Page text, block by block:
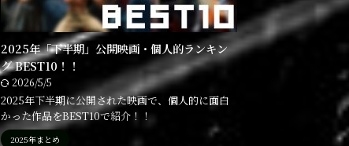
2025年「下半期」公開映画・個人的ランキン
グ BEST10！！
2026/5/5
2025年下半期に公開された映画で、個人的に面白
かった作品をBEST10で紹介！！
2025年まとめ